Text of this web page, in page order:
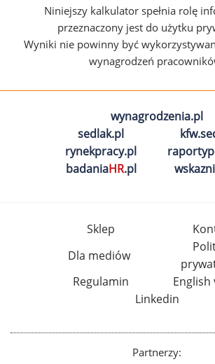
Niniejszy kalkulator spełnia rolę
przeznaczony jest do użytku
Wyniki nie powinny być
wynagrodzeń
wynagrodzenia.pl
sedlak.pl
rynekpracy.pl
badaniaHR.pl
Sklep
Dla mediów
Regulamin
English
Linkedin
Partnerzy: